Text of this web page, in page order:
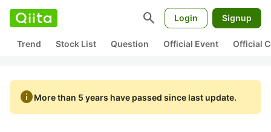
search Login Signup
Trend Stock List Question Official Event Official
infoMore than 5 years have passed since last update.